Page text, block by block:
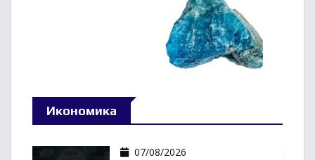
Икономика
07/08/2026